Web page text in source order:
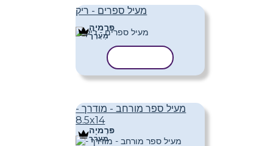
מעיל ספרים - ריק
פּרֶמיָה
מַעֲרָך
מעיל ספר מורחב - מודרך -
8.5x14
פּרֶמיָה
מַעֲרָך